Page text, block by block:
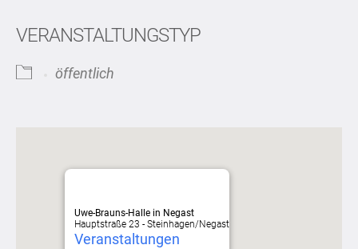
VERANSTALTUNGSTYP
öffentlich
Uwe-Brauns-Halle in Negast
Hauptstraße 23 - Steinhagen/Negast
Veranstaltungen